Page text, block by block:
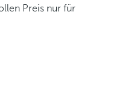
Preis nur für